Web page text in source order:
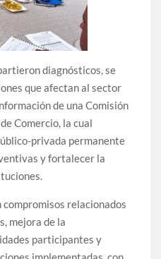
diagnósticos, se
que afectan al sector
de una Comisión
Comercio, la cual
privada permanente
y fortalecer la
relacionados
mejora de la
participantes y